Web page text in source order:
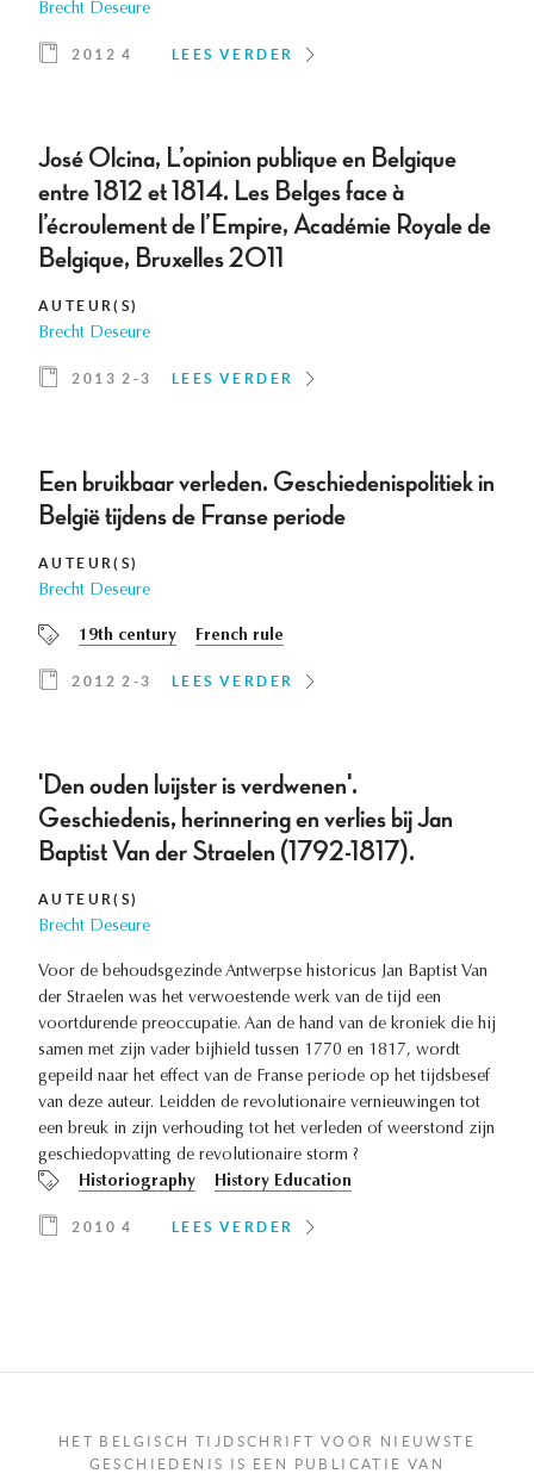
Brecht Deseure
2012 4 LEES VERDER
José Olcina, L’opinion publique en Belgique
entre 1812 et 1814. Les Belges face à
l’écroulement de l’Empire, Académie Royale de
Belgique, Bruxelles 2011
AUTEUR(S)
Brecht Deseure
2013 2-3 LEES VERDER
Een bruikbaar verleden. Geschiedenispolitiek in
België tijdens de Franse periode
AUTEUR(S)
Brecht Deseure
19th century French rule
2012 2-3 LEES VERDER
'Den ouden luijster is verdwenen'.
Geschiedenis, herinnering en verlies bij Jan
Baptist Van der Straelen (1792-1817).
AUTEUR(S)
Brecht Deseure
Voor de behoudsgezinde Antwerpse historicus Jan Baptist Van
der Straelen was het verwoestende werk van de tijd een
voortdurende preoccupatie. Aan de hand van de kroniek die hij
samen met zijn vader bijhield tussen 1770 en 1817, wordt
gepeild naar het effect van de Franse periode op het tijdsbesef
van deze auteur. Leidden de revolutionaire vernieuwingen tot
een breuk in zijn verhouding tot het verleden of weerstond zijn
geschiedopvatting de revolutionaire storm ?
Historiography
History Education
2010 4 LEES VERDER
HET BELGISCH TIJDSCHRIFT VOOR NIEUWSTE
GESCHIEDENIS IS EEN PUBLICATIE VAN